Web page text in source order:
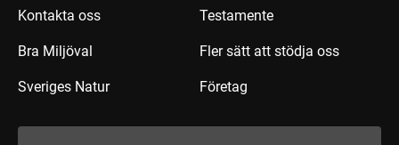
Kontakta oss
Bra Miljöval
Sveriges Natur
Testamente
Fler sätt att stödja oss
Företag